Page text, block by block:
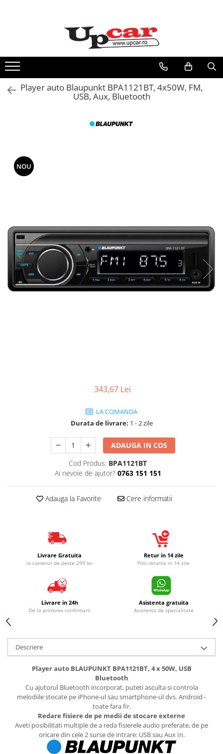
Aplice si Pendule
Electrocasnice Mici
Audio & Video
Player auto Blaupunkt BPA1121BT, 4x50W, FM,
USB, Aux, Bluetooth
NOU
343,67 Lei
LA COMANDA
Durata de livrare: 1 - 2 zile
ADAUGA IN COS
Cod Produs: BPA1121BT
Ai nevoie de ajutor? 0763 151 151
Adauga la Favorite Cere informatii
Livrare Gratuita
la comenzi de peste 299 lei
Retur in 14 zile
Poti returna in 14 zile
Livrare in 24h
De la primirea confirmarii
Asistenta gratuita
Asistenta de specialitate
Descriere
Player auto BLAUPUNKT BPA1121BT, 4 x 50W, USB
Bluetooth
Cu ajutorul Bluetooth incorporat, puteti asculta si controla
melodiile stocate pe iPhone-ul sau smartphone-ul dvs. Android -
toate fara fir.
Redare fisiere de pe medii de stocare externe
Aveti posibilitati multiple de a reda fisierele audio preferate, de pe
oricare din cele 2 surse de intrare: USB sau Aux In.